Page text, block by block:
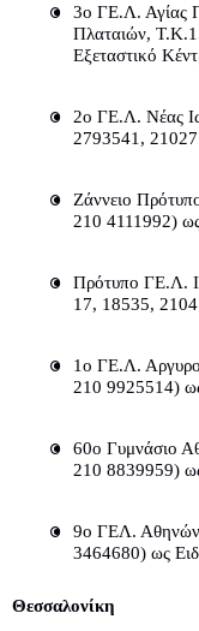
3ο ΓΕ.Λ. Αγίας
Πλαταιών,
Εξεταστικό
2ο ΓΕ.Λ. Νέας
2793541,
Ζάννειο
210 4111992)
Πρότυπο ΓΕ.Λ.
17, 18535,
1ο ΓΕ.Λ.
210 9925514)
60ο Γυμνάσιο
210 8839959)
9ο ΓΕΛ.
3464680) ως
Θεσσαλονίκη